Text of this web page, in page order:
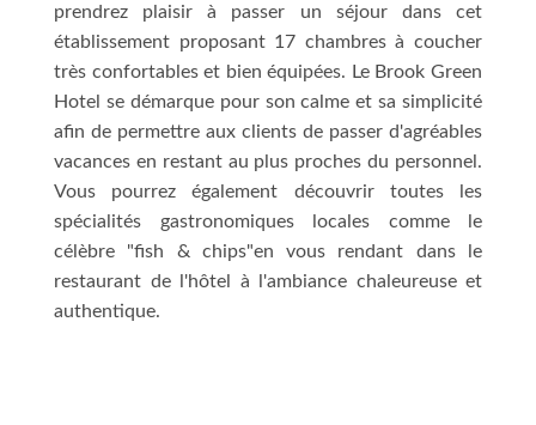
prendrez plaisir à passer un séjour dans cet
établissement proposant 17 chambres à coucher
très confortables et bien équipées. Le Brook Green
Hotel se démarque pour son calme et sa simplicité
afin de permettre aux clients de passer d'agréables
vacances en restant au plus proches du personnel.
Vous pourrez également découvrir toutes les
spécialités gastronomiques locales comme le
célèbre "fish & chips"en vous rendant dans le
restaurant de l'hôtel à l'ambiance chaleureuse et
authentique.